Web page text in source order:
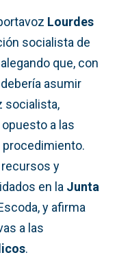
Lourdes
socialista de
alegando que, con
asumir
socialista,
a las
y
en la Junta
y afirma
a las
.